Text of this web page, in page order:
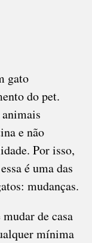
gato
do pet.
e não
Por isso,
é uma das
mudanças.
de casa
mínima